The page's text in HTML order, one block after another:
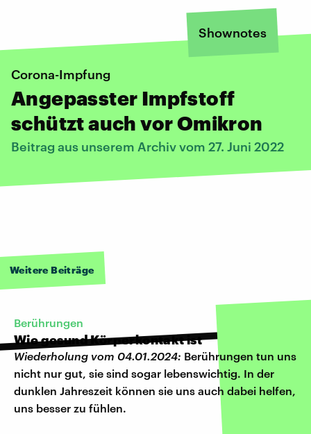
Shownotes
Corona-Impfung
Angepasster Impfstoff
schützt auch vor Omikron
Beitrag aus unserem Archiv vom 27. Juni 2022
Weitere Beiträge
Berührungen
Wie gesund Körperkontakt ist
Wiederholung vom 04.01.2024: Berührungen tun uns
nicht nur gut, sie sind sogar lebenswichtig. In der
dunklen Jahreszeit können sie uns auch dabei helfen,
uns besser zu fühlen.